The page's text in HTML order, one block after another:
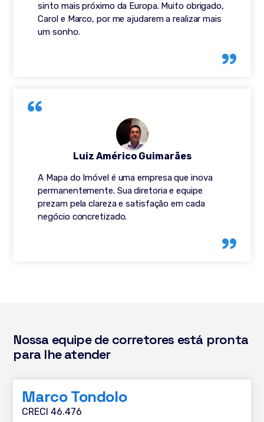
sinto mais próximo da Europa. Muito obrigado,
Carol e Marco, por me ajudarem a realizar mais
um sonho.
A Mapa do Imóvel é uma empresa que inova
permanentemente. Sua diretoria e equipe
prezam pela clareza e satisfação em cada
negócio concretizado.
Luiz Américo Guimarães
Nossa equipe de corretores está pronta
para lhe atender
Marco Tondolo
CRECI 46.476